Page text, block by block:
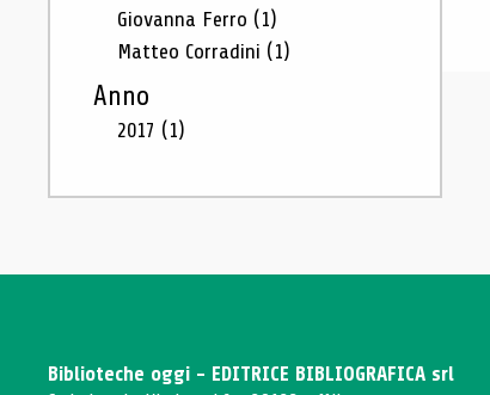
Giovanna Ferro (1)
Matteo Corradini (1)
Anno
2017 (1)
Biblioteche oggi - EDITRICE BIBLIOGRAFICA srl